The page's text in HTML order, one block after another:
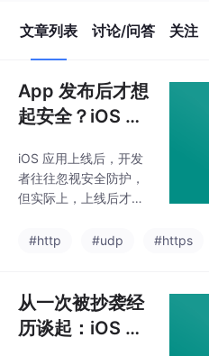
文章列表 讨论/问答 关注
App 发布后才想
起安全？iOS 后
法与工具路线
（含 Ipa Guard
iOS 应用上线后，开发
者往往忽视安全防护，
但实际上，上线后才是
通过实际案例指出，Ap
逻辑和资源文件。作者
总结了三个常被忽视的
保护盲区：未剥离的符
#http #udp #https
从一次被抄袭经
历谈起：iOS Ap